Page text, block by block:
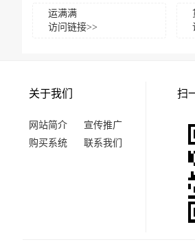
运满满
访问链接>>
关于我们
网站简介
宣传推广
购买系统
联系我们
扫